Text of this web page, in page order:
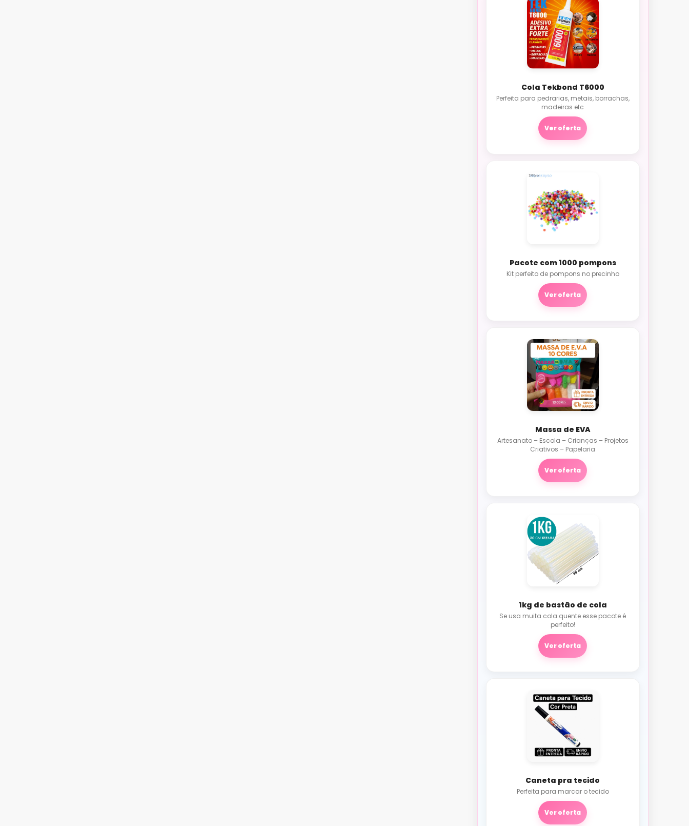
Cola Tekbond T6000
Perfeita para pedrarias, metais, borrachas,
madeiras etc
Ver oferta
Pacote com 1000 pompons
Kit perfeito de pompons no precinho
Ver oferta
Massa de EVA
Artesanato – Escola – Crianças – Projetos
Criativos – Papelaria
Ver oferta
1kg de bastão de cola
Se usa muita cola quente esse pacote é
perfeito!
Ver oferta
Caneta pra tecido
Perfeita para marcar o tecido
Ver oferta